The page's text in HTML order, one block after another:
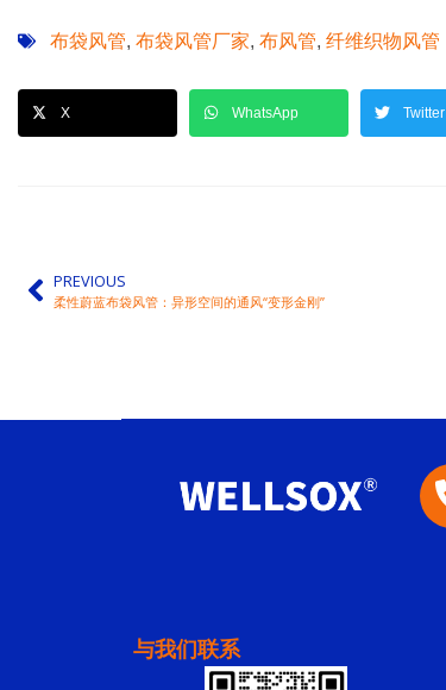
布袋风管, 布袋风管厂家, 布风管, 纤维织物风管
X WhatsApp Twitter
PREVIOUS
柔性蔚蓝布袋风管：异形空间的通风“变形金刚”
与我们联系